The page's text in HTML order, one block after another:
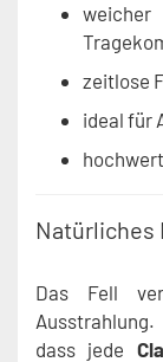
zeitlose
ideal für
Natürliches
Das Fell
dass jede